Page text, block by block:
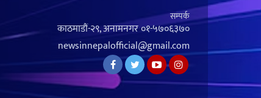
सम्पर्क
काठमाडौं-२९, अनामनगर०१-५७०६३७०
newsinnepalofficial@gmail.com